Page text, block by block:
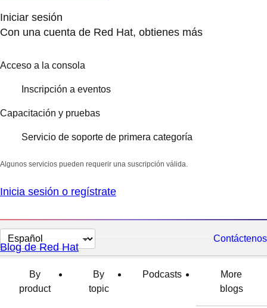
Iniciar sesión
Con una cuenta de Red Hat, obtienes más
Acceso a la consola
Inscripción a eventos
Capacitación y pruebas
Servicio de soporte de primera categoría
Algunos servicios pueden requerir una suscripción válida.
Inicia sesión o regístrate
Cambiar
el
idioma
Contáctenos
Blog de Red Hat
By
product
By
topic
Podcasts
More
blogs